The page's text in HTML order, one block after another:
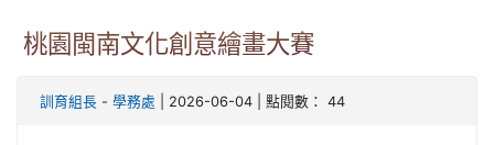
桃園閩南文化創意繪畫大賽
訓育組長 - 學務處 | 2026-06-04 | 點閱數： 44